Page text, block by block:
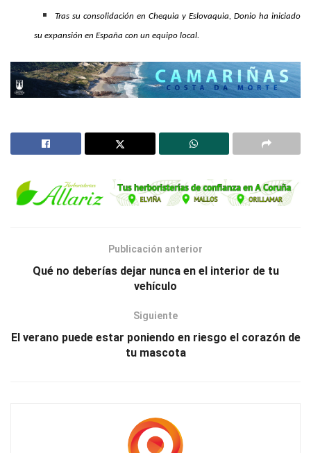
Tras su consolidación en Chequia y Eslovaquia, Donio ha iniciado
su expansión en España con un equipo local.
Publicación anterior
Qué no deberías dejar nunca en el interior de tu
vehículo
Siguiente
El verano puede estar poniendo en riesgo el corazón de
tu mascota